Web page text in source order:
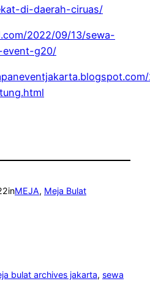
di-daerah-ciruas/
2022/09/13/sewa-
event-g20/
inMEJA, Meja Bulat
bulat archives jakarta, sewa